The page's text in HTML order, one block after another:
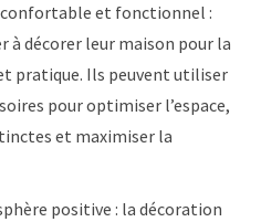
confortable et fonctionnel :
à décorer leur maison pour la
pratique. Ils peuvent utiliser
pour optimiser l’espace,
et maximiser la
positive : la décoration